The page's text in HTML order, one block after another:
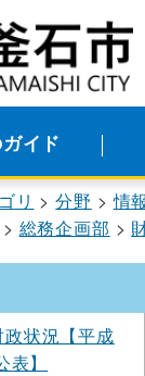
イド
リ 分野 情
総務企画部
状況【平成
】